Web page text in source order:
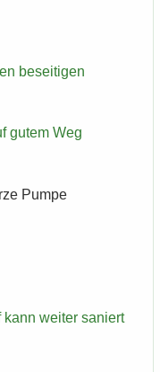
be­sei­ti­gen
gutem Weg
Pumpe
wei­ter sa­niert